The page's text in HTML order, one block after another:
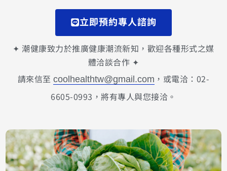
立即預約專人諮詢
✦ 潮健康致力於推廣健康潮流新知，歡迎各種形式之媒
體洽談合作 ✦
請來信至coolhealthtw@gmail.com ，或電洽：02-
6605-0993，將有專人與您接洽。